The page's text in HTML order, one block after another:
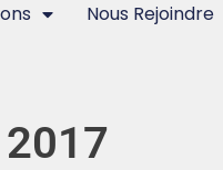
Nous Rejoindre